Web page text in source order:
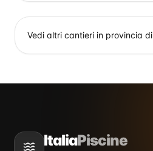
Vedi altri cantieri in provincia di
ItaliaPiscine